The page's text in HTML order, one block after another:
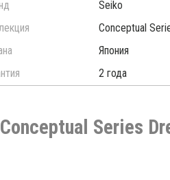
Seiko
Conceptual
Япония
2 года
Series